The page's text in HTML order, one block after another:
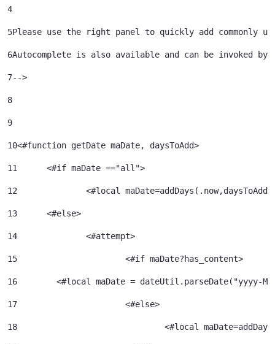
4
5Please use the right panel to quickly add commonly
6Autocomplete is also available and can be invoked
7-->
8
9
10<#function getDate maDate, daysToAdd>
11
	<#if maDate =="all">
12
<#local
13
	<#else>
14
		<#attempt>
15
			<#if maDate?has_content>
16
<#local maDate = dateUtil.parseDate("yyyy-
17
			<#else>
18
<#local